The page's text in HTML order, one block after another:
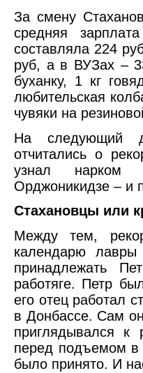
За смену
средняя
составляла 224
руб, а в ВУЗах –
буханку, 1 кг
любительская
чувяки на
На следующий
отчитались о
узнал нарком
Орджоникидзе – и
Стахановцы или
Между тем,
календарю
принадлежать
работяге. Петр
его отец работал
в Донбассе. Сам
приглядывался
перед подъемом в
было принято. И